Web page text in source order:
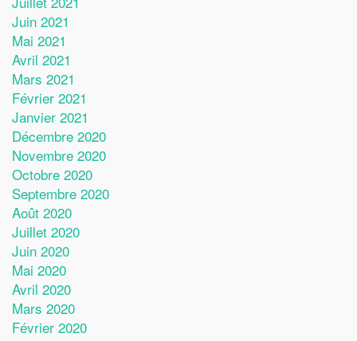
Juin 2021
Mai 2021
Avril 2021
Mars 2021
Février 2021
Janvier 2021
Décembre 2020
Novembre 2020
Octobre 2020
Septembre 2020
Août 2020
Juillet 2020
Juin 2020
Mai 2020
Avril 2020
Mars 2020
Février 2020